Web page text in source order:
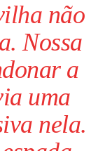
não
Nossa
a
uma
nela.